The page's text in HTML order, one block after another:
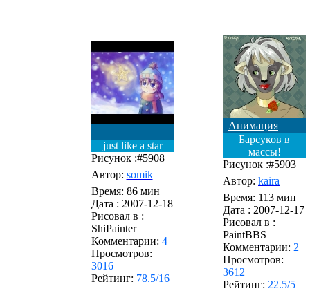
just like a star
Рисунок :#5908
Автор: somik
Время: 86 мин
Дата : 2007-12-18
Рисовал в :
ShiPainter
Комментарии: 4
Просмотров:
3016
Рейтинг: 78.5/16
Анимация
Барсуков в
массы!
Рисунок :#5903
Автор: kaira
Время: 113 мин
Дата : 2007-12-17
Рисовал в :
PaintBBS
Комментарии: 2
Просмотров:
3612
Рейтинг: 22.5/5